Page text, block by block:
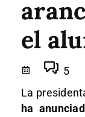
el
5
La
ha